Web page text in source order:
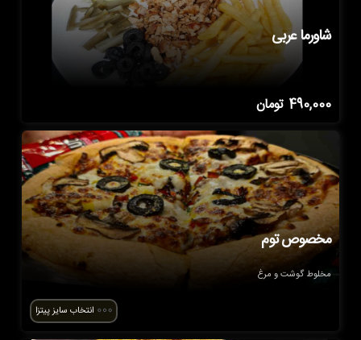
شاورما عربی
490,000 تومان
مخصوص توم
مخلوط گوشت و مرغ
انتخاب سایز پیتزا